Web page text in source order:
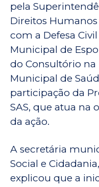
pela
Direitos Humanos
com a Defesa
Municipal de
do Consultório na
Municipal de
participação da
SAS, que atua na
da ação.
A secretária
Social e
explicou que a